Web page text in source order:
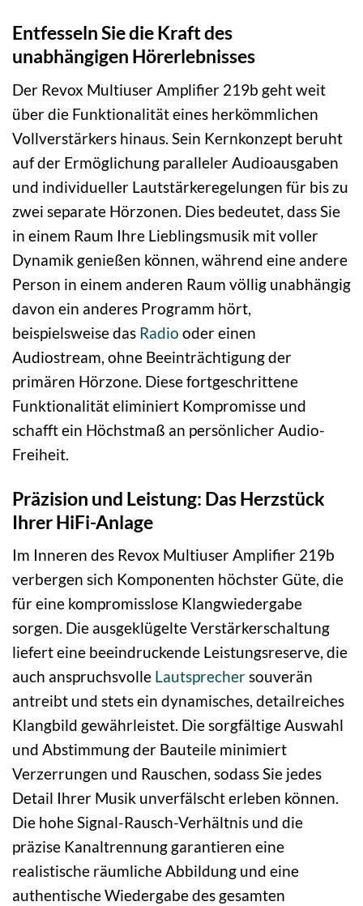
Entfesseln Sie die Kraft des
unabhängigen Hörerlebnisses
Der Revox Multiuser Amplifier 219b geht weit
über die Funktionalität eines herkömmlichen
Vollverstärkers hinaus. Sein Kernkonzept beruht
auf der Ermöglichung paralleler Audioausgaben
und individueller Lautstärkeregelungen für bis zu
zwei separate Hörzonen. Dies bedeutet, dass Sie
in einem Raum Ihre Lieblingsmusik mit voller
Dynamik genießen können, während eine andere
Person in einem anderen Raum völlig unabhängig
davon ein anderes Programm hört,
beispielsweise das Radio oder einen
Audiostream, ohne Beeinträchtigung der
primären Hörzone. Diese fortgeschrittene
Funktionalität eliminiert Kompromisse und
schafft ein Höchstmaß an persönlicher Audio-
Freiheit.
Präzision und Leistung: Das Herzstück
Ihrer HiFi-Anlage
Im Inneren des Revox Multiuser Amplifier 219b
verbergen sich Komponenten höchster Güte, die
für eine kompromisslose Klangwiedergabe
sorgen. Die ausgeklügelte Verstärkerschaltung
liefert eine beeindruckende Leistungsreserve, die
auch anspruchsvolle Lautsprechersouverän
antreibt und stets ein dynamisches, detailreiches
Klangbild gewährleistet. Die sorgfältige Auswahl
und Abstimmung der Bauteile minimiert
Verzerrungen und Rauschen, sodass Sie jedes
Detail Ihrer Musik unverfälscht erleben können.
Die hohe Signal-Rausch-Verhältnis und die
präzise Kanaltrennung garantieren eine
realistische räumliche Abbildung und eine
authentische Wiedergabe des gesamten